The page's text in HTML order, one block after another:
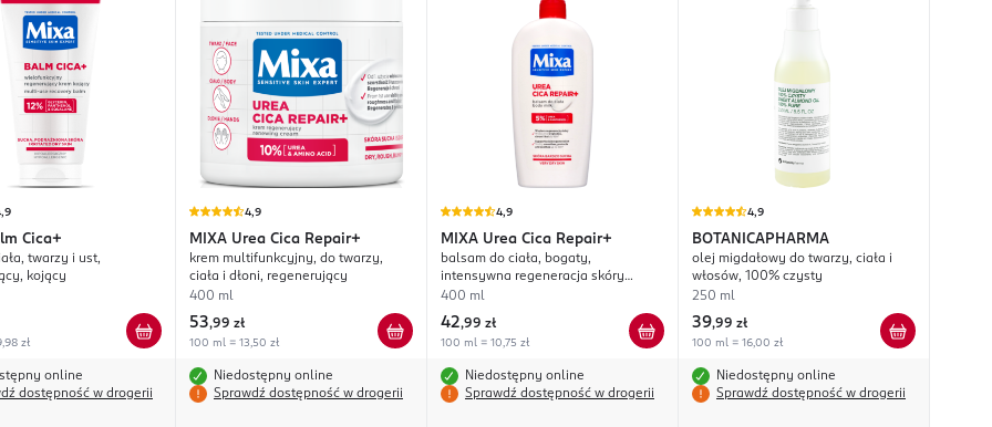
Cica+
twarzy i ust,
kojący
zł
online
dostępność w drogerii
4,9
MIXA Urea Cica Repair+
krem multifunkcyjny, do twarzy,
ciała i dłoni, regenerujący
400 ml
53,99 zł
100 ml = 13,50 zł
Niedostępny online
Sprawdź dostępność w drogerii
4,9
MIXA Urea Cica Repair+
balsam do ciała, bogaty,
intensywna regeneracja skóry
bardzo suchej
400 ml
42,99 zł
100 ml = 10,75 zł
Niedostępny online
Sprawdź dostępność w drogerii
4,9
BOTANICAPHARMA
olej migdałowy do twarzy, ciała i
włosów, 100% czysty
250 ml
39,99 zł
100 ml = 16,00 zł
Niedostępny online
Sprawdź dostępność w drogerii